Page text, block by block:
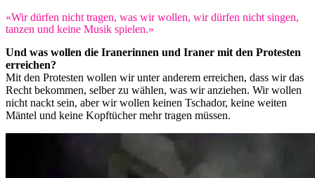
«Wir dürfen nicht tragen, was wir wollen, wir dürfen nicht singen,
tanzen und keine Musik spielen.»
Und was wollen die Iranerinnen und Iraner mit den Protesten
erreichen?
Mit den Protesten wollen wir unter anderem erreichen, dass wir das
Recht bekommen, selber zu wählen, was wir anziehen. Wir wollen
nicht nackt sein, aber wir wollen keinen Tschador, keine weiten
Mäntel und keine Kopftücher mehr tragen müssen.